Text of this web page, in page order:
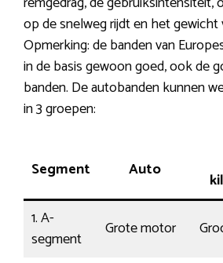
op de snelweg rijdt en het gewicht
Opmerking: de banden van
in de basis gewoon goed, ook de
banden. De autobanden kunnen
in 3 groepen:
Segment Auto
1. A-
segment
Grote motor